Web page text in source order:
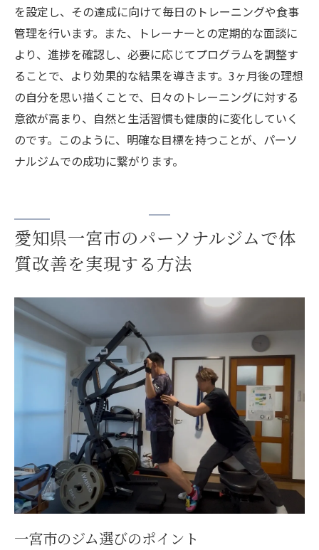
を設定し、その達成に向けて毎日のトレーニングや食事
管理を行います。また、トレーナーとの定期的な面談に
より、進捗を確認し、必要に応じてプログラムを調整す
ることで、より効果的な結果を導きます。3ヶ月後の理想
の自分を思い描くことで、日々のトレーニングに対する
意欲が高まり、自然と生活習慣も健康的に変化していく
のです。このように、明確な目標を持つことが、パーソ
ナルジムでの成功に繋がります。
愛知県一宮市のパーソナルジムで体
質改善を実現する方法
一宮市のジム選びのポイント